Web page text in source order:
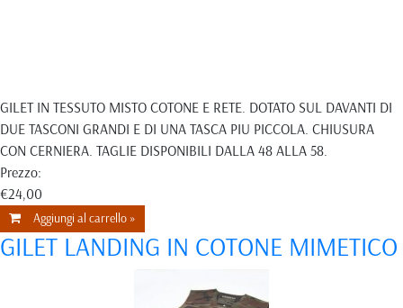
GILET IN TESSUTO MISTO COTONE E RETE. DOTATO SUL DAVANTI DI
DUE TASCONI GRANDI E DI UNA TASCA PIU PICCOLA. CHIUSURA
CON CERNIERA. TAGLIE DISPONIBILI DALLA 48 ALLA 58.
Prezzo:
€24,00
Aggiungi al carrello »
GILET LANDING IN COTONE MIMETICO